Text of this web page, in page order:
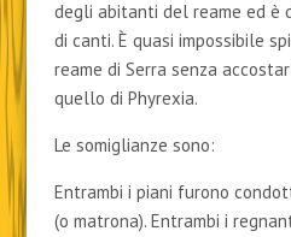
degli abitanti del reame ed è
di canti. È quasi impossibile
reame di Serra senza
quello di Phyrexia.
Le somiglianze sono:
Entrambi i piani furono
(o matrona). Entrambi i